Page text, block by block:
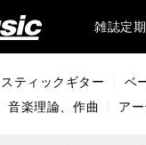
雑誌定
ティックギター ベ
音楽理論、作曲 ア